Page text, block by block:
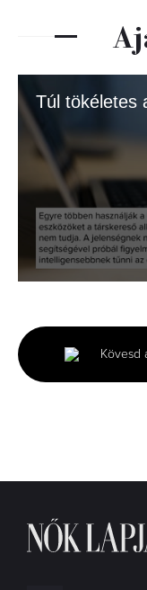
minutes,
10
seconds
Kövesd